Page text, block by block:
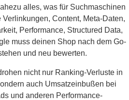
alles, was für Suchmaschinen
Content, Meta-Daten,
Performance, Structured Data,
muss deinen Shop nach dem Go-
und neu bewerten.
nicht nur Ranking-Verluste in
auch Umsatzeinbußen bei
und anderen Performance-